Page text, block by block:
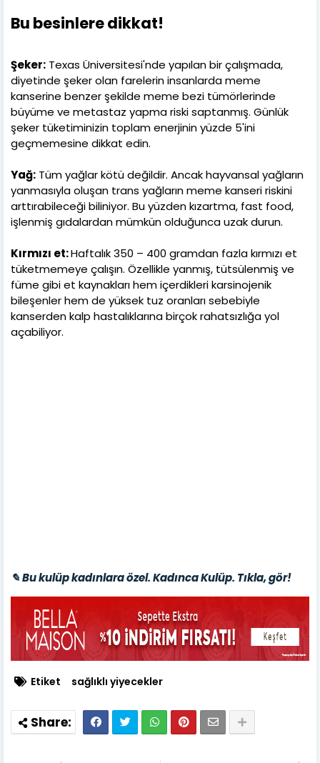
Bu besinlere dikkat!
Şeker: Texas Üniversitesi'nde yapılan bir çalışmada,
diyetinde şeker olan farelerin insanlarda meme
kanserine benzer şekilde meme bezi tümörlerinde
büyüme ve metastaz yapma riski saptanmış. Günlük
şeker tüketiminizin toplam enerjinin yüzde 5'ini
geçmemesine dikkat edin.
Yağ: Tüm yağlar kötü değildir. Ancak hayvansal yağların
yanmasıyla oluşan trans yağların meme kanseri riskini
arttırabileceği biliniyor. Bu yüzden kızartma, fast food,
işlenmiş gıdalardan mümkün olduğunca uzak durun.
Kırmızı et:Haftalık 350 – 400 gramdan fazla kırmızı et
tüketmemeye çalışın. Özellikle yanmış, tütsülenmiş ve
füme gibi et kaynakları hem içerdikleri karsinojenik
bileşenler hem de yüksek tuz oranları sebebiyle
kanserden kalp hastalıklarına birçok rahatsızlığa yol
açabiliyor.
✎ Bu kulüp kadınlara özel. Kadınca Kulüp. Tıkla, gör!
Etiket sağlıklı yiyecekler